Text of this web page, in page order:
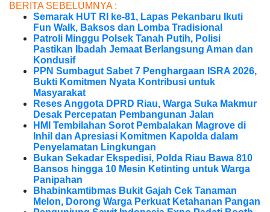
BERITA SEBELUMNYA :
Semarak HUT RI ke-81, Lapas Pekanbaru Ikuti
Fun Walk, Baksos dan Lomba Tradisional
Patroli Minggu Polsek Tanah Putih, Polisi
Pastikan Ibadah Jemaat Berlangsung Aman dan
Kondusif
PPN Sumbagut Sabet 7 Penghargaan ISRA 2026,
Bukti Komitmen Nyata Kontribusi untuk
Masyarakat
Reses Anggota DPRD Riau, Warga Suka Makmur
Desak Percepatan Pembangunan Jalan
HMI Tembilahan Sorot Pembalakan Magrove di
Inhil dan Apresiasi Komitmen Kapolda dalam
Penyelamatan Lingkungan
Bukan Sekadar Ekspedisi, Polda Riau Bawa 810
Bansos hingga 10 Mesin Ketinting untuk Warga
Panipahan
Bhabinkamtibmas Bukit Gajah Cek Tanaman
Melon, Dorong Warga Perkuat Ketahanan Pangan